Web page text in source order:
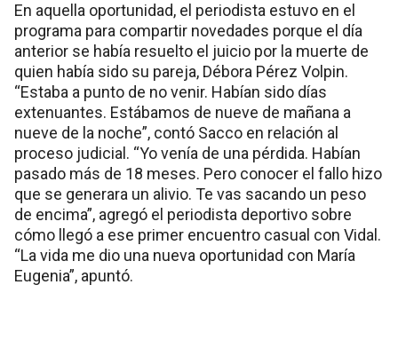
En aquella oportunidad, el periodista estuvo en el
programa para compartir novedades porque el día
anterior se había resuelto el juicio por la muerte de
quien había sido su pareja, Débora Pérez Volpin.
“Estaba a punto de no venir. Habían sido días
extenuantes. Estábamos de nueve de mañana a
nueve de la noche”, contó Sacco en relación al
proceso judicial. “Yo venía de una pérdida. Habían
pasado más de 18 meses. Pero conocer el fallo hizo
que se generara un alivio. Te vas sacando un peso
de encima”, agregó el periodista deportivo sobre
cómo llegó a ese primer encuentro casual con Vidal.
“La vida me dio una nueva oportunidad con María
Eugenia”, apuntó.